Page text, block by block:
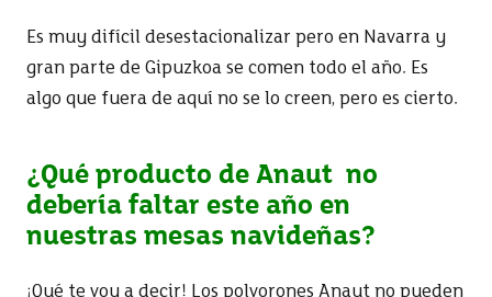
Es muy difícil desestacionalizar pero en Navarra y
gran parte de Gipuzkoa se comen todo el año. Es
algo que fuera de aquí no se lo creen, pero es cierto.
¿Qué producto de Anaut no
debería faltar este año en
nuestras mesas navideñas?
¡Qué te voy a decir! Los polvorones Anaut no pueden